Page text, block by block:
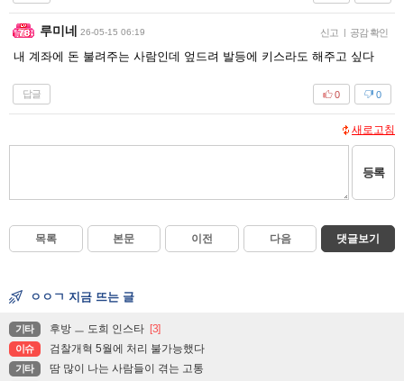
루미네 26-05-15 06:19 신고 | 공감 확인
내 계좌에 돈 불려주는 사람인데 엎드려 발등에 키스라도 해주고 싶다
답글 0
0
새로고침
등록
목록 본문 이전 다음 댓글보기
ㅇㅇㄱ 지금 뜨는 글
기타 후방 ㅡ 도희 인스타 [3]
이슈 검찰개혁 5월에 처리 불가능했다
기타 땀 많이 나는 사람들이 겪는 고통